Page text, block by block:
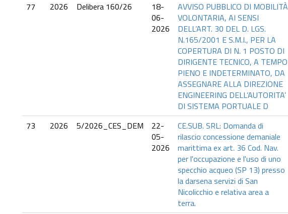
77 2026 Delibera 160/26
18-
06-
2026
AVVISO PUBBLICO DI MOBILITÀ
VOLONTARIA, AI SENSI
DELL’ART. 30 DEL D. LGS.
N.165/2001 E S.M.I., PER LA
COPERTURA DI N. 1 POSTO DI
DIRIGENTE TECNICO, A TEMPO
PIENO E INDETERMINATO, DA
ASSEGNARE ALLA DIREZIONE
ENGINEERING DELL’AUTORITA’
DI SISTEMA PORTUALE D
73 2026 5/2026_CES_DEM
22-
05-
2026
CE.SUB. SRL: Domanda di
rilascio concessione demaniale
marittima ex art. 36 Cod. Nav.
per l'occupazione e l'uso di uno
specchio acqueo (SP 13) presso
la darsena servizi di San
Nicolicchio e relativa area a
terra.